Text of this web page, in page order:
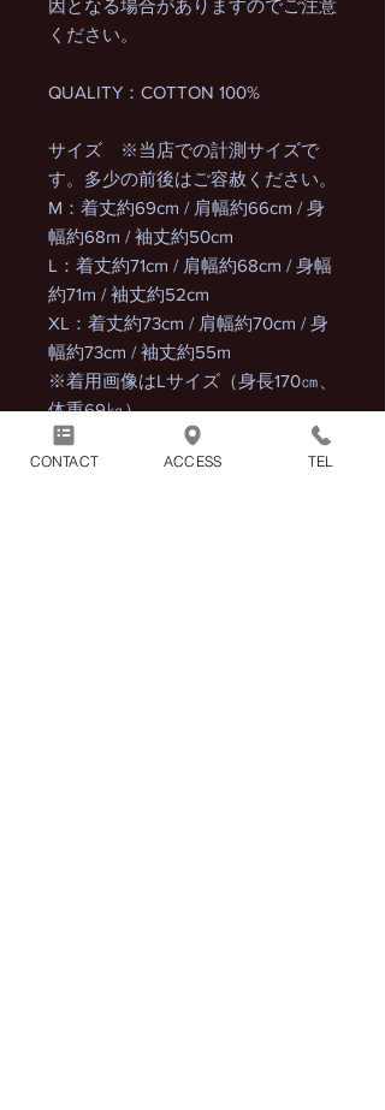
因となる場合がありますのでご注意
ください。
QUALITY：COTTON 100%
サイズ ※当店での計測サイズで
す。多少の前後はご容赦ください。
M：着丈約69cm / 肩幅約66cm / 身
幅約68m / 袖丈約50cm
L：着丈約71cm / 肩幅約68cm / 身幅
約71m / 袖丈約52cm
XL：着丈約73cm / 肩幅約70cm / 身
幅約73cm / 袖丈約55m
※着用画像はLサイズ（身長170㎝、
体重69㎏）
CONTACT ACCESS TEL